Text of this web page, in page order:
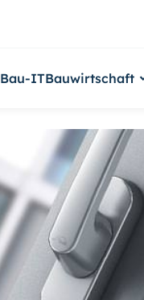
Bau-ITBauwirtschaft